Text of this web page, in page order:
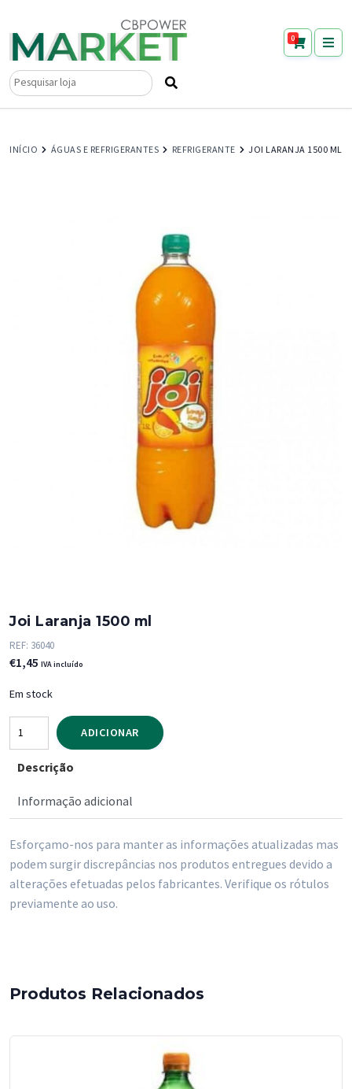
0
Pesquisar
INÍCIO ÁGUAS E REFRIGERANTES REFRIGERANTE JOI LARANJA 1500 ML
Joi Laranja 1500 ml
REF: 36040
€1,45 IVA incluído
Em stock
Quantidade
de
Joi
ADICIONAR
Descrição
Informação adicional
Esforçamo-nos para manter as informações atualizadas mas
podem surgir discrepâncias nos produtos entregues devido a
alterações efetuadas pelos fabricantes. Verifique os rótulos
previamente ao uso.
Produtos Relacionados